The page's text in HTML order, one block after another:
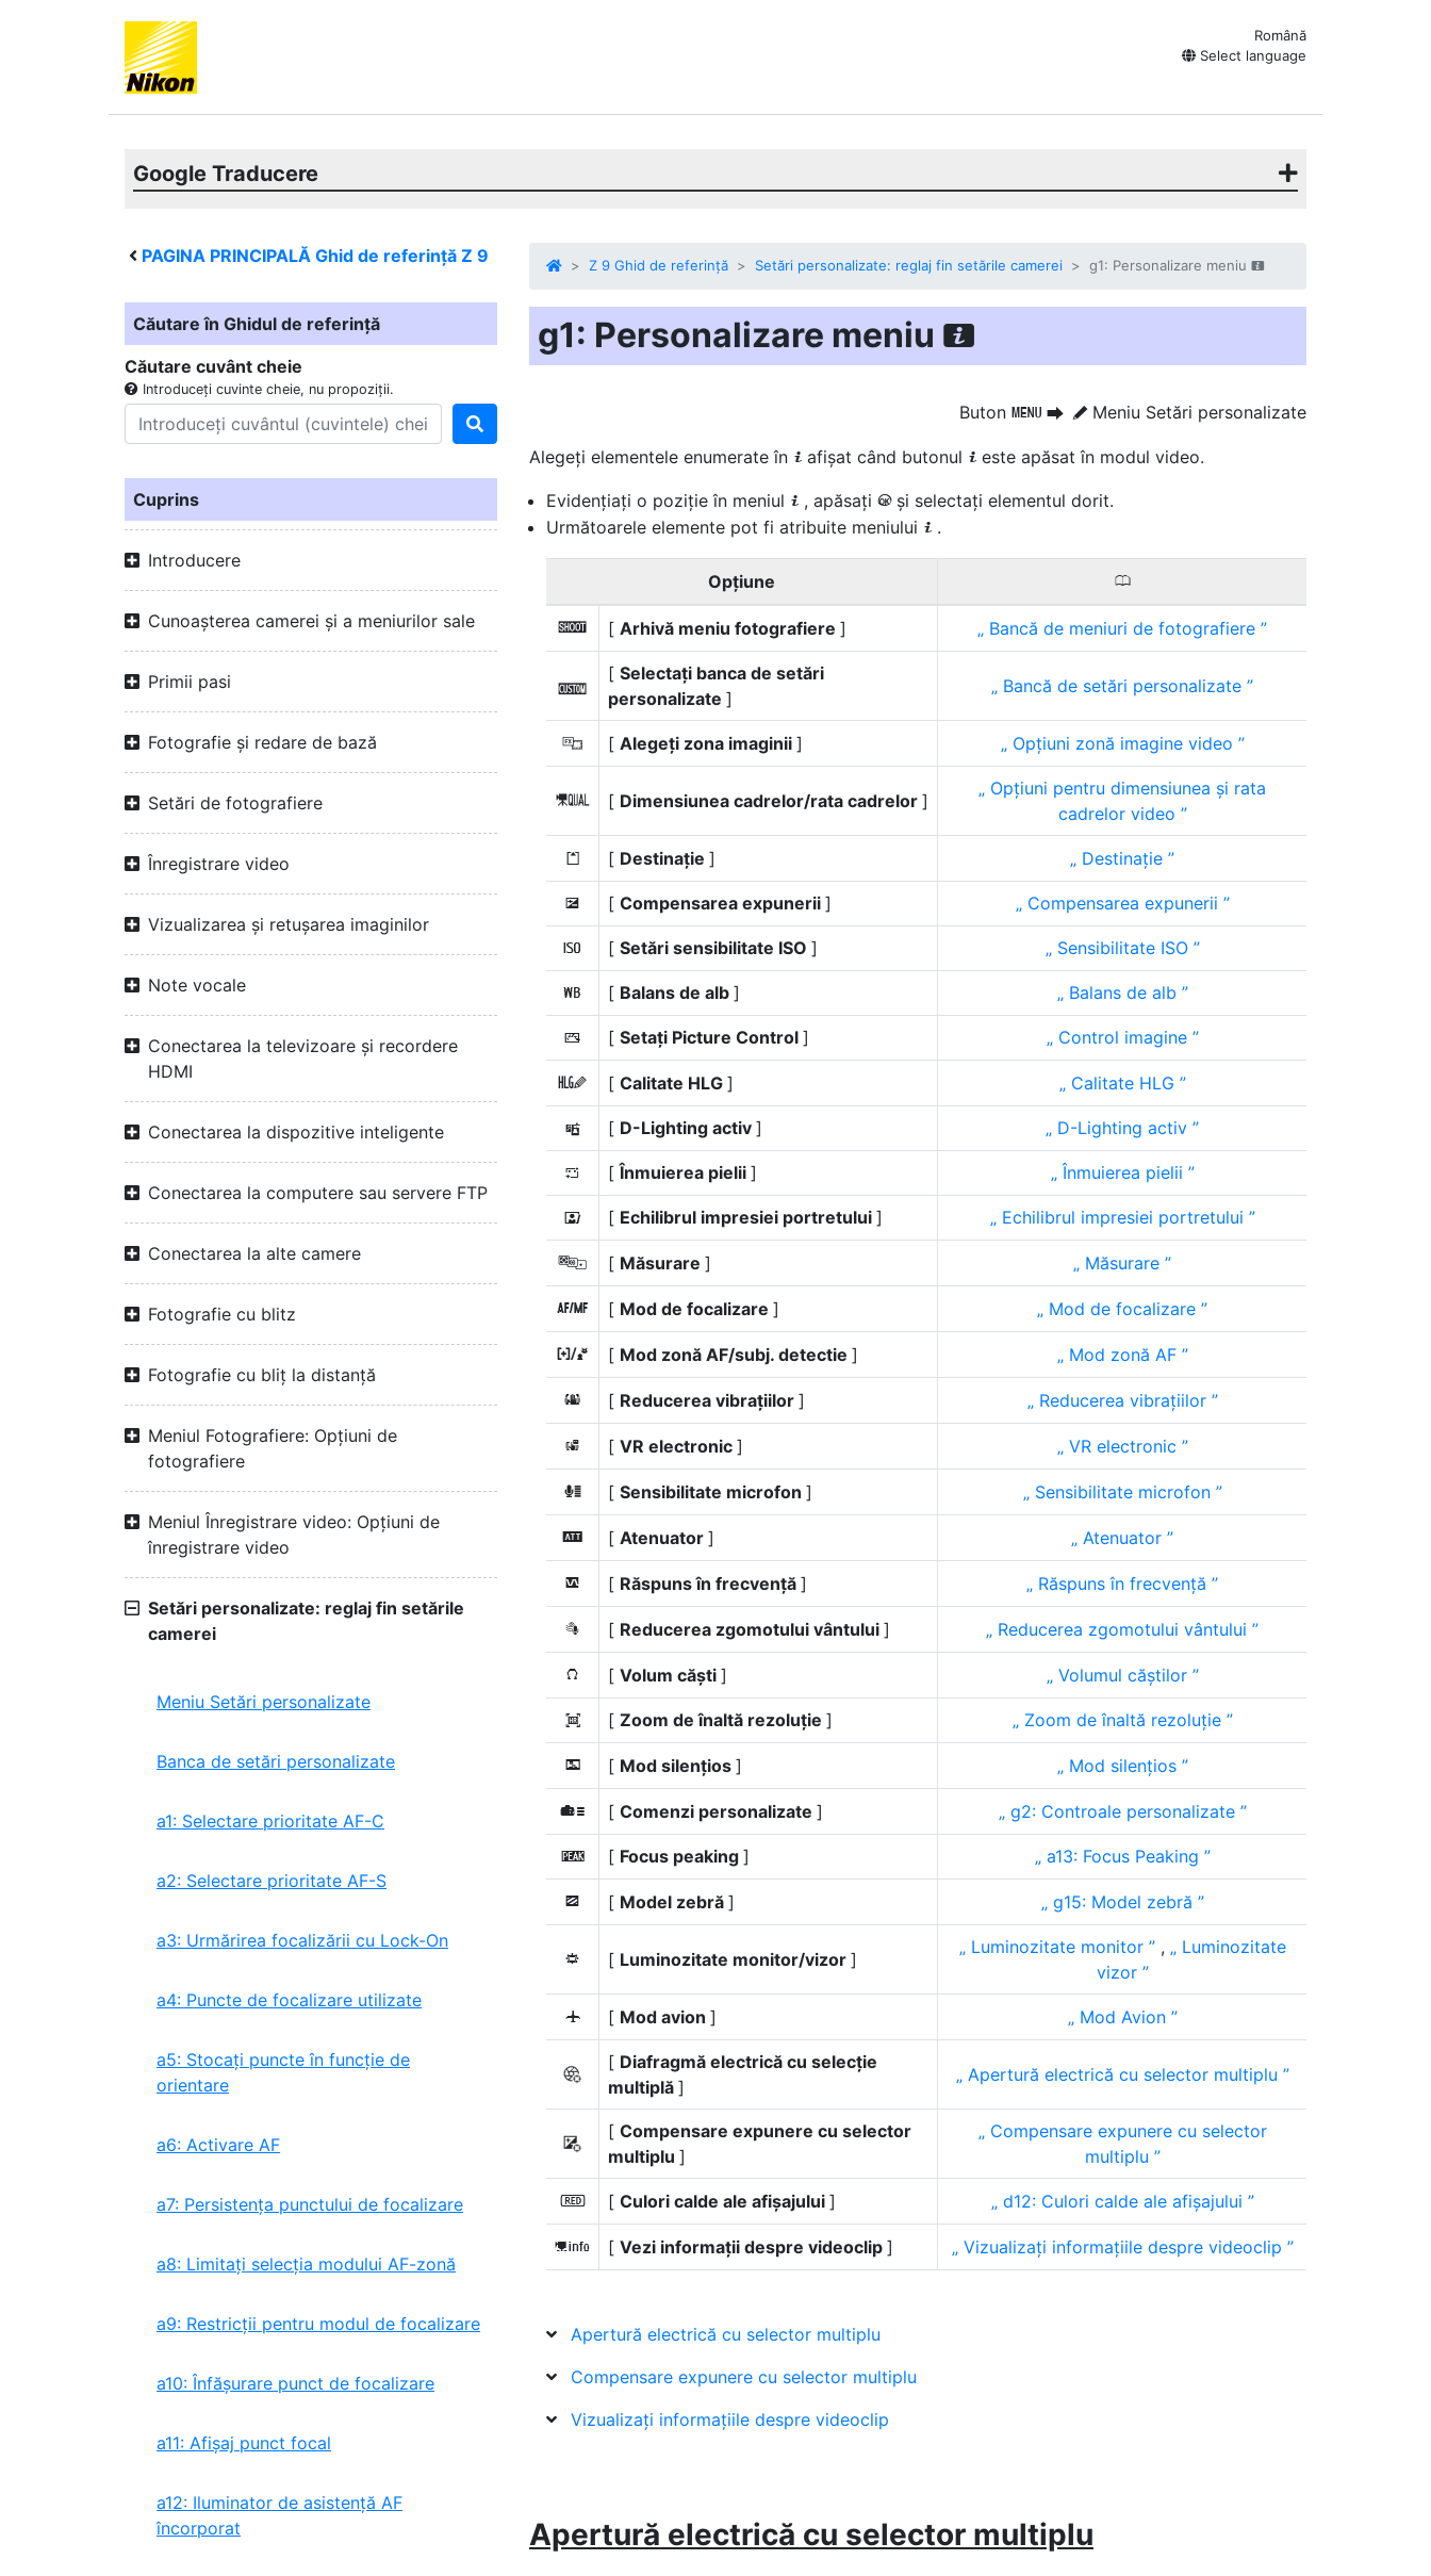
Română
Select language
Google Traducere
PAGINA PRINCIPALĂ Ghid de referință Z 9
Căutare în Ghidul de referință
Căutare cuvânt cheie
Introduceți cuvinte cheie, nu propoziții.
Cuprins
Introducere
Cunoașterea camerei și a meniurilor sale
Primii pasi
Fotografie și redare de bază
Setări de fotografiere
Înregistrare video
Vizualizarea și retușarea imaginilor
Note vocale
Conectarea la televizoare și recordere
HDMI
Conectarea la dispozitive inteligente
Conectarea la computere sau servere FTP
Conectarea la alte camere
Fotografie cu blitz
Fotografie cu bliț la distanță
Meniul Fotografiere: Opțiuni de
fotografiere
Meniul Înregistrare video: Opțiuni de
înregistrare video
Setări personalizate: reglaj fin setările
camerei
Meniu Setări personalizate
Banca de setări personalizate
a1: Selectare prioritate AF-C
a2: Selectare prioritate AF-S
a3: Urmărirea focalizării cu Lock-On
a4: Puncte de focalizare utilizate
a5: Stocați puncte în funcție de
orientare
a6: Activare AF
a7: Persistența punctului de focalizare
a8: Limitați selecția modului AF-zonă
a9: Restricții pentru modul de focalizare
a10: Înfăşurare punct de focalizare
a11: Afișaj punct focal
a12: Iluminator de asistență AF
încorporat
Z 9 Ghid de referință Setări personalizate: reglaj fin setările camerei g1: Personalizare meniu i
g1: Personalizare meniu i
Buton G U A Meniu Setări personalizate
Alegeți elementele enumerate în i afișat când butonul i este apăsat în modul video.
Evidențiați o poziție în meniul i , apăsați J și selectați elementul dorit.
Următoarele elemente pot fi atribuite meniului i .
Opţiune 0
n [ Arhivă meniu fotografiere ] Bancă de meniuri de fotografiere
j
[ Selectați banca de setări
personalizate ]
Bancă de setări personalizate
J [ Alegeți zona imaginii ] Opțiuni zonă imagine video
G [ Dimensiunea cadrelor/rata cadrelor ]
Opțiuni pentru dimensiunea și rata
cadrelor video
N [ Destinație ] Destinaţie
E [ Compensarea expunerii ] Compensarea expunerii
9 [ Setări sensibilitate ISO ] Sensibilitate ISO
m [ Balans de alb ] Balans de alb
h [ Setați Picture Control ] Control imagine
6 [ Calitate HLG ] Calitate HLG
y [ D-Lighting activ ] D-Lighting activ
h [Înmuierea pielii ] Înmuierea pielii
i [ Echilibrul impresiei portretului ] Echilibrul impresiei portretului
w [ Măsurare ] Măsurare
s [ Mod de focalizare ] Mod de focalizare
7 [ Mod zonă AF/subj. detectie ] Mod zonă AF
u [ Reducerea vibrațiilor ] Reducerea vibrațiilor
4 [ VR electronic ] VR electronic
H [ Sensibilitate microfon ] Sensibilitate microfon
5 [ Atenuator ] Atenuator
6 [ Răspuns în frecvență ] Răspuns în frecvență
7 [ Reducerea zgomotului vântului ] Reducerea zgomotului vântului
8 [ Volum căști ] Volumul căștilor
H [ Zoom de înaltă rezoluție ] Zoom de înaltă rezoluție
L [ Mod silențios ] Mod silențios
w [ Comenzi personalizate ] g2: Controale personalizate
W [ Focus peaking ] a13: Focus Peaking
9 [ Model zebră ] g15: Model zebră
3 [ Luminozitate monitor/vizor ]
Luminozitate monitor , Luminozitate
vizor
u [ Mod avion ] Mod Avion
8
[ Diafragmă electrică cu selecție
multiplă ]
Apertură electrică cu selector multiplu
9
[ Compensare expunere cu selector
multiplu ]
Compensare expunere cu selector
multiplu
v [ Culori calde ale afișajului ] d12: Culori calde ale afișajului
9 [ Vezi informații despre videoclip ] Vizualizați informațiile despre videoclip
Apertură electrică cu selector multiplu
Compensare expunere cu selector multiplu
Vizualizați informațiile despre videoclip
Apertură electrică cu selector multiplu